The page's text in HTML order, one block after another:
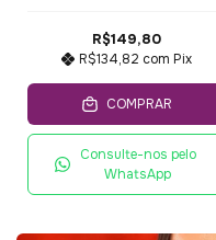
R$149,80
R$134,82 com Pix
COMPRAR
Consulte-nos pelo
WhatsApp